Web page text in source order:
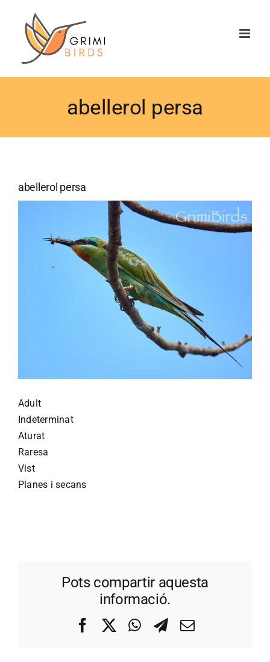
contenido
abellerol persa
abellerol persa
Adult
Indeterminat
Aturat
Raresa
Vist
Planes i secans
Pots compartir aquesta
informació.
FacebookWhatsApp
Telegram
Correo